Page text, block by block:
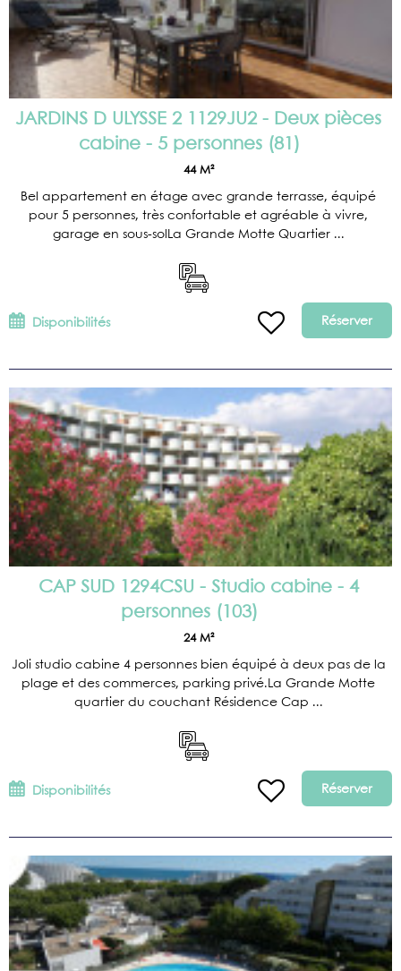
JARDINS D ULYSSE 2 1129JU2 - Deux pièces
cabine - 5 personnes (81 )
44 M²
Bel appartement en étage avec grande terrasse, équipé
pour 5 personnes, très confortable et agréable à vivre,
garage en sous-solLa Grande Motte Quartier ...
Disponibilités Réserver
CAP SUD 1294CSU - Studio cabine - 4
personnes ( 103)
24 M²
Joli studio cabine 4 personnes bien équipé à deux pas de la
plage et des commerces, parking privé.La Grande Motte
quartier du couchant Résidence Cap ...
Disponibilités Réserver